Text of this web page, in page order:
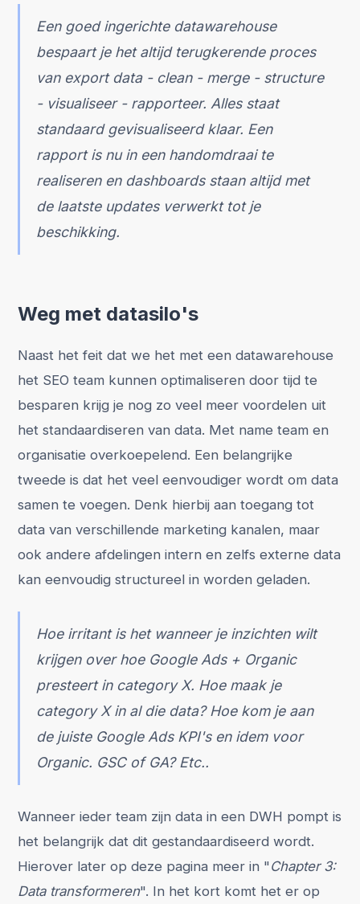
Een goed ingerichte datawarehouse
bespaart je het altijd terugkerende proces
van export data - clean - merge - structure
- visualiseer - rapporteer. Alles staat
standaard gevisualiseerd klaar. Een
rapport is nu in een handomdraai te
realiseren en dashboards staan altijd met
de laatste updates verwerkt tot je
beschikking.
Weg met datasilo's
Naast het feit dat we het met een datawarehouse
het SEO team kunnen optimaliseren door tijd te
besparen krijg je nog zo veel meer voordelen uit
het standaardiseren van data. Met name team en
organisatie overkoepelend. Een belangrijke
tweede is dat het veel eenvoudiger wordt om data
samen te voegen. Denk hierbij aan toegang tot
data van verschillende marketing kanalen, maar
ook andere afdelingen intern en zelfs externe data
kan eenvoudig structureel in worden geladen.
Hoe irritant is het wanneer je inzichten wilt
krijgen over hoe Google Ads + Organic
presteert in category X. Hoe maak je
category X in al die data? Hoe kom je aan
de juiste Google Ads KPI's en idem voor
Organic. GSC of GA? Etc..
Wanneer ieder team zijn data in een DWH pompt is
het belangrijk dat dit gestandaardiseerd wordt.
Hierover later op deze pagina meer in "Chapter 3:
Data transformeren". In het kort komt het er op